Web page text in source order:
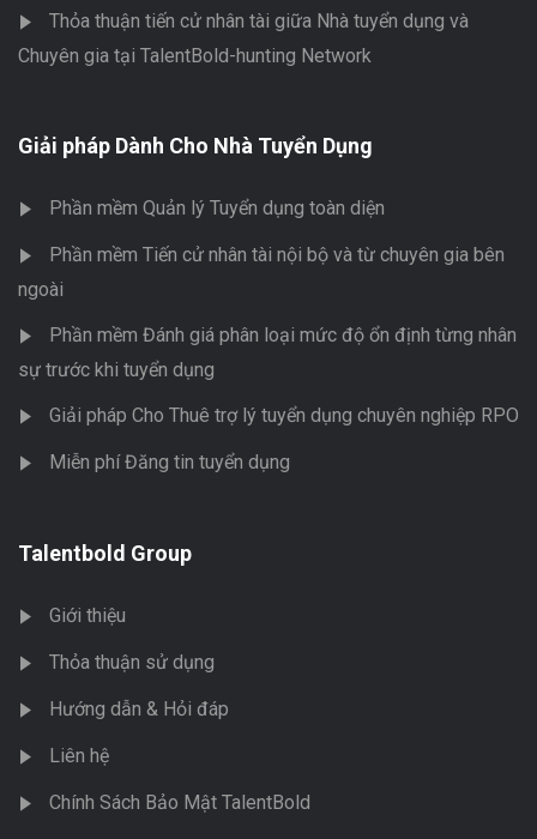
Thỏa thuận tiến cử nhân tài giữa Nhà tuyển dụng và
Chuyên gia tại TalentBold-hunting Network
Giải pháp Dành Cho Nhà Tuyển Dụng
Phần mềm Quản lý Tuyển dụng toàn diện
Phần mềm Tiến cử nhân tài nội bộ và từ chuyên gia bên
ngoài
Phần mềm Đánh giá phân loại mức độ ổn định từng nhân
sự trước khi tuyển dụng
Giải pháp Cho Thuê trợ lý tuyển dụng chuyên nghiệp RPO
Miễn phí Đăng tin tuyển dụng
Talentbold Group
Giới thiệu
Thỏa thuận sử dụng
Hướng dẫn & Hỏi đáp
Liên hệ
Chính Sách Bảo Mật TalentBold